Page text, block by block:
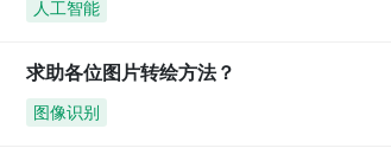
人工智能
求助各位图片转绘方法？
图像识别